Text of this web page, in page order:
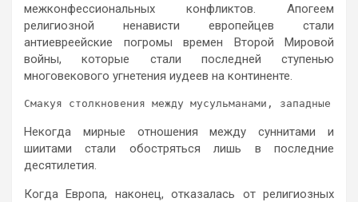
межконфессиональных конфликтов. Апогеем
религиозной ненависти европейцев стали
антиевреейские погромы времен Второй Мировой
войны, которые стали последней ступенью
многовекового угнетения иудеев на континенте.
Смакуя столкновения между мусульманами, западные
Некогда мирные отношения между суннитами и
шиитами стали обостряться лишь в последние
десятилетия.
Когда Европа, наконец, отказалась от религиозных